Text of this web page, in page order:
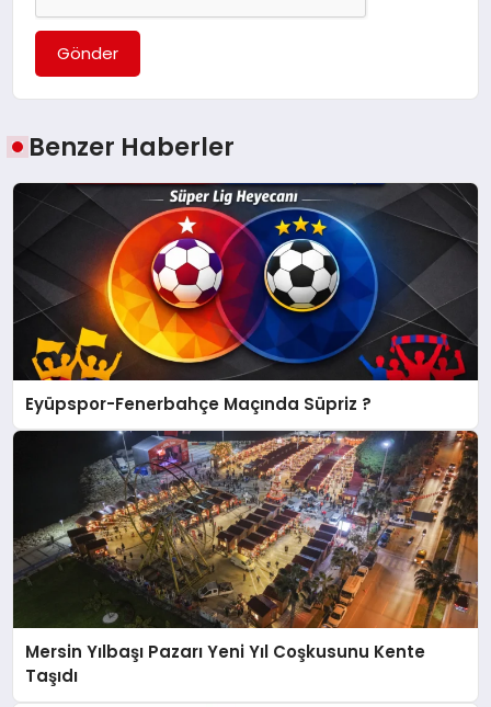
Gönder
Benzer Haberler
Eyüpspor-Fenerbahçe Maçında Süpriz ?
Mersin Yılbaşı Pazarı Yeni Yıl Coşkusunu Kente
Taşıdı